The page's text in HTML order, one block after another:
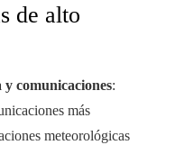
de alto
y comunicaciones:
más
meteorológicas